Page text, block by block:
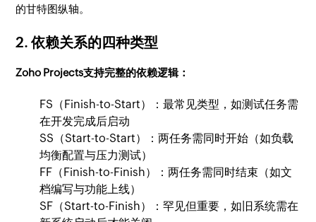
的甘特图纵轴。
2. 依赖关系的四种类型
Zoho Projects支持完整的依赖逻辑：
FS（Finish-to-Start）：最常见类型，如测试任务需
在开发完成后启动
SS（Start-to-Start）：两任务需同时开始（如负载
均衡配置与压力测试）
FF（Finish-to-Finish）：两任务需同时结束（如文
档编写与功能上线）
SF（Start-to-Finish）：罕见但重要，如旧系统需在